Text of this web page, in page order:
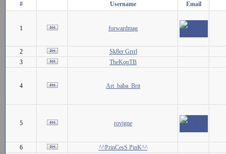
# Username Email
1 forwardmag
2
Sk8er Grrrl
3
TheKopTB
4 Art_baba_Brit
5 rovigne
6
^^PrinCesS PinK^^